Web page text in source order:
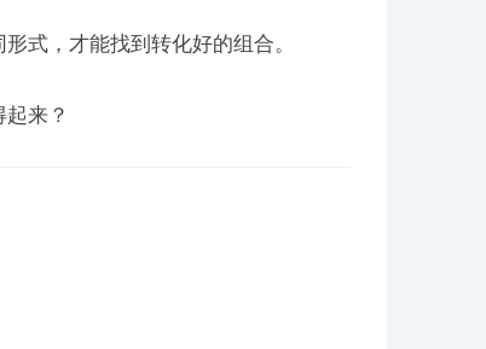
式，才能找到转化好的组合。
来？